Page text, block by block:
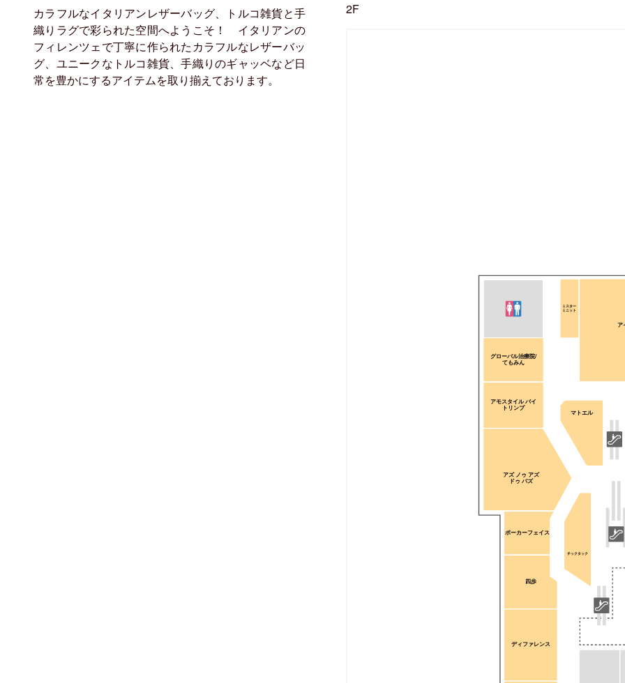
カラフルなイタリアンレザーバッグ、トルコ雑貨と手
織りラグで彩られた空間へようこそ！ イタリアンの
フィレンツェで丁寧に作られたカラフルなレザーバッ
グ、ユニークなトルコ雑貨、手織りのギャッベなど日
常を豊かにするアイテムを取り揃えております。
2F
グローバル治療院/
てもみん
アモスタイル バイ
トリンプ
アズ ノゥ アズ
ドゥ バズ
ポーカーフェイス
四歩
ディファレンス
チックタック
マトエル
ア
ミスター
ミニット